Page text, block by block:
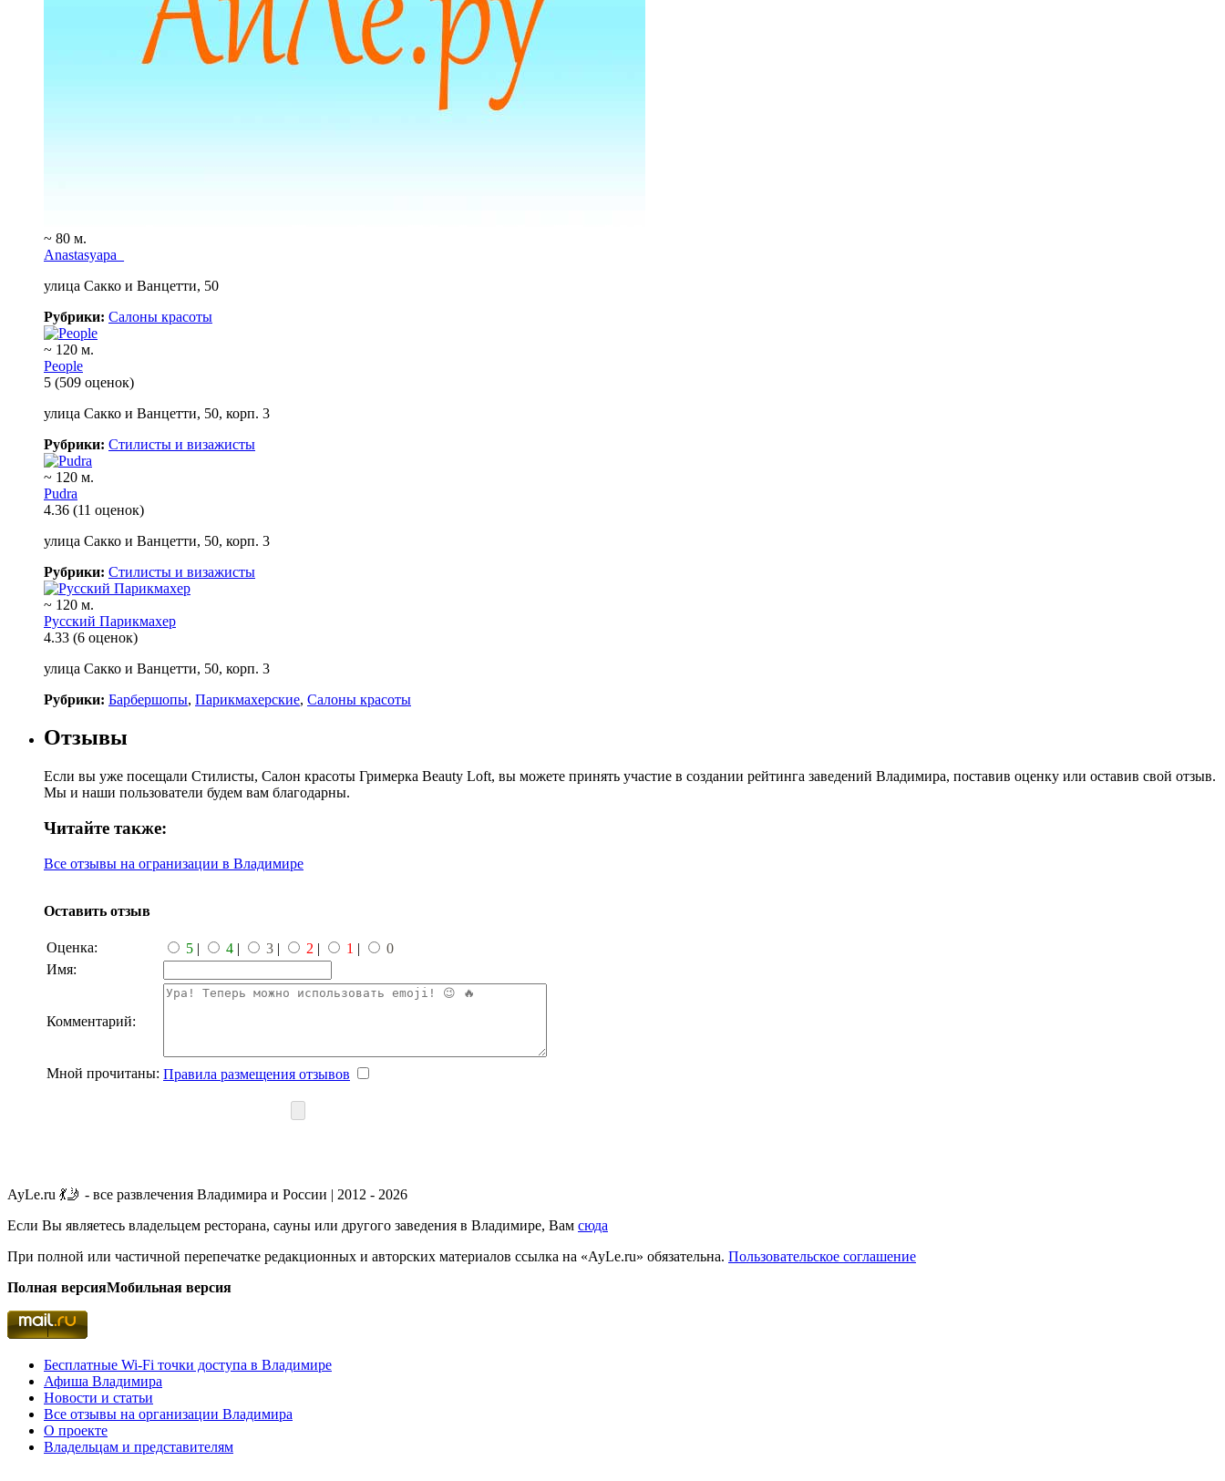
~ 80 м.
Anastasyapa_
улица Сакко и Ванцетти, 50
Рубрики: Салоны красоты
~ 120 м.
People
5 (509 оценок)
улица Сакко и Ванцетти, 50, корп. 3
Рубрики: Стилисты и визажисты
~ 120 м.
Pudra
4.36 (11 оценок)
улица Сакко и Ванцетти, 50, корп. 3
Рубрики: Стилисты и визажисты
~ 120 м.
Русский Парикмахер
4.33 (6 оценок)
улица Сакко и Ванцетти, 50, корп. 3
Рубрики: Барбершопы, Парикмахерские, Салоны красоты
Отзывы
Если вы уже посещали Стилисты, Салон красоты Гримерка Beauty Loft, вы можете принять участие в создании рейтинга заведений Владимира, поставив оценку или оставив свой отзыв.
Мы и наши пользователи будем вам благодарны.
Читайте также:
Все отзывы на огранизации в Владимире
Оставить отзыв
Оценка: 5 | 4 | 3 | 2 | 1 |
0
Имя:
Комментарий:
Мной прочитаны: Правила размещения отзывов
AyLe.ru 💃🤳 - все развлечения Владимира и России | 2012 - 2026
Если Вы являетесь владельцем ресторана, сауны или другого заведения в Владимире, Вам сюда
При полной или частичной перепечатке редакционных и авторских материалов ссылка на «AyLe.ru» обязательна. Пользовательское соглашение
Полная версияМобильная версия
Бесплатные Wi-Fi точки доступа в Владимире
Афиша Владимира
Новости и статьи
Все отзывы на организации Владимира
О проекте
Владельцам и представителям